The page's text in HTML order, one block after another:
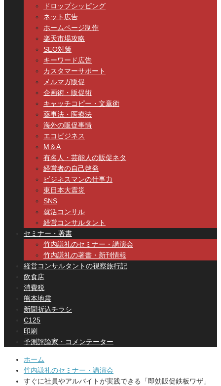
ドロップシッピング
ネット広告
ホームページ制作
楽天市場攻略
SEO対策
キーワード広告
カスタマーサポート
メルマガ販促
企画術・販促術
キャッチコピー・文章術
薬事法・医療法
海外の販促事情
エコビジネス
M＆A
有名人・芸能人の販促ネタ
経営者の自己啓発
ビジネスマンの仕事力
東日本大震災
SNS
就活コンサル
経営コンサルタント
セミナー・著書
竹内謙礼のセミナー・講演会
竹内謙礼の著書・新刊情報
経営コンサルタントの視察旅行記
飲食店
消費税
熊本地震
新聞折込チラシ
C125
印刷
予測評論家・コメンテーター
ホーム
竹内謙礼のセミナー・講演会
すぐに社員やアルバイトが実践できる「即効販促鉄板ワザ」